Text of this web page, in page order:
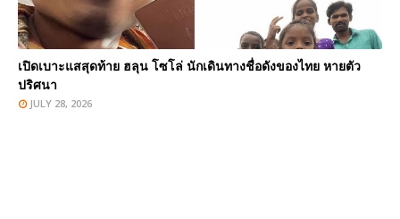
เปิดเบาะแสสุดท้าย ฮลุน โซโล่ นักเดินทางชื่อดังของไทย หายตัว
ปริศนา
JULY 28, 2026